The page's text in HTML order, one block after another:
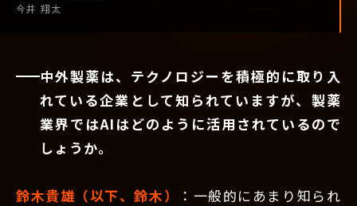
今井 翔太
中外製薬は、テクノロジーを積極的に取り入
れている企業として知られていますが、製薬
業界ではAIはどのように活用されているので
しょうか。
鈴木貴雄（以下、鈴木）
：一般的にあまり知られ